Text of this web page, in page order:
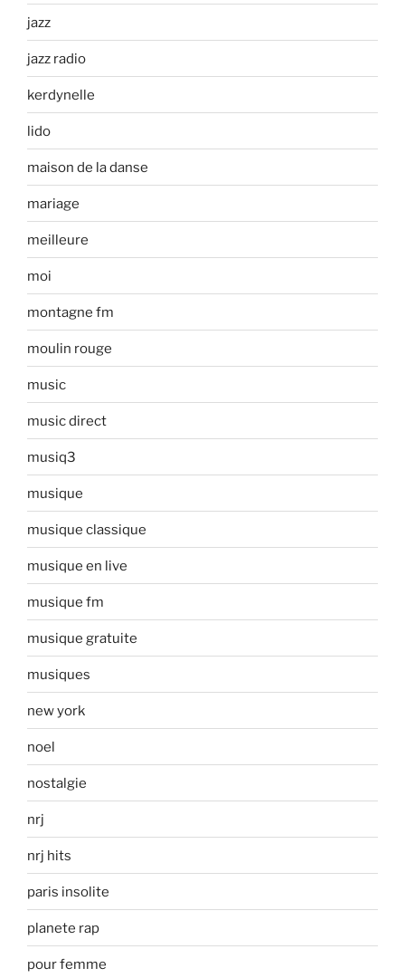
jazz
jazz radio
kerdynelle
lido
maison de la danse
mariage
meilleure
moi
montagne fm
moulin rouge
music
music direct
musiq3
musique
musique classique
musique en live
musique fm
musique gratuite
musiques
new york
noel
nostalgie
nrj
nrj hits
paris insolite
planete rap
pour femme